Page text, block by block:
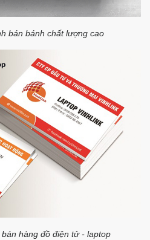
bán bánh chất lượng cao
hàng đồ điện tử - laptop